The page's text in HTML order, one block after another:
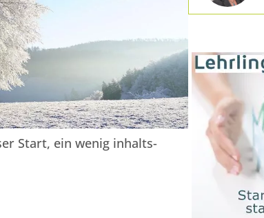
Start, ein wenig inhalts-